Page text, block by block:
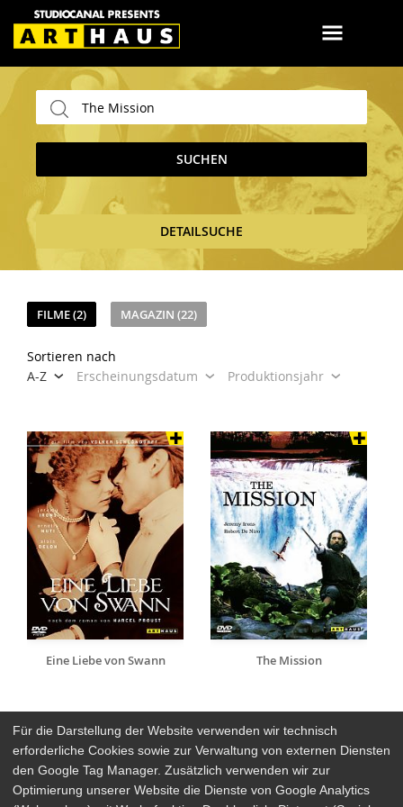
SUCHEN
DETAILSUCHE
FILME (2) MAGAZIN (22)
Sortieren nach
A-Z
Erscheinungsdatum Produktionsjahr
Eine Liebe von Swann The Mission
Arthaus Stores
Für die Darstellung der Website verwenden wir technisch
erforderliche Cookies sowie zur Verwaltung von externen Diensten
den Google Tag Manager. Zusätzlich verwenden wir zur
Optimierung unserer Website die Dienste von Google Analytics